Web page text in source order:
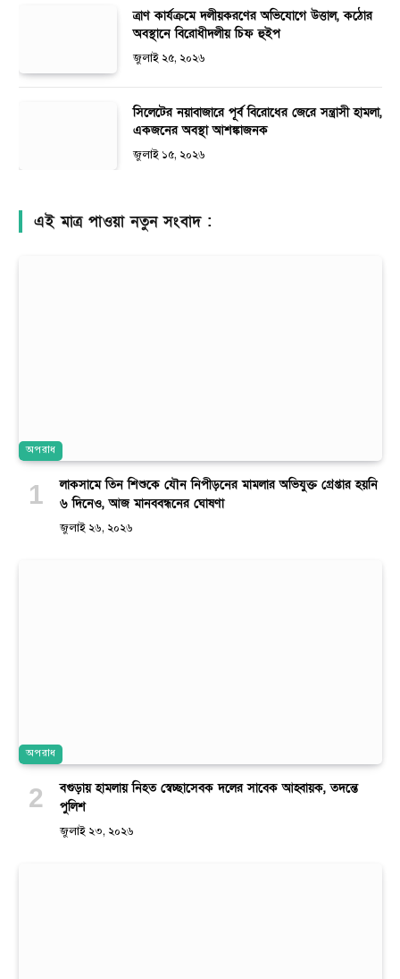
ত্রাণ কার্যক্রমে দলীয়করণের অভিযোগে উত্তাল, কঠোর
অবস্থানে বিরোধীদলীয় চিফ হুইপ
জুলাই ২৫, ২০২৬
সিলেটের নয়াবাজারে পূর্ব বিরোধের জেরে সন্ত্রাসী হামলা,
একজনের অবস্থা আশঙ্কাজনক
জুলাই ১৫, ২০২৬
এই মাত্র পাওয়া নতুন সংবাদ :
অপরাধ
লাকসামে তিন শিশুকে যৌন নিপীড়নের মামলার অভিযুক্ত গ্রেপ্তার হয়নি
৬ দিনেও, আজ মানববন্ধনের ঘোষণা
জুলাই ২৬, ২০২৬
অপরাধ
বগুড়ায় হামলায় নিহত স্বেচ্ছাসেবক দলের সাবেক আহ্বায়ক, তদন্তে
পুলিশ
জুলাই ২৩, ২০২৬